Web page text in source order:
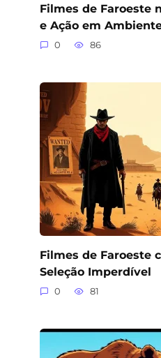
Filmes de Faroeste
e Ação em
0 86
Filmes de Faroeste
Seleção Imperdível
0 81